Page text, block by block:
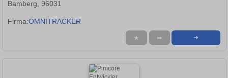
Bamberg, 96031
Firma:OMNITRACKER
★ ➦ ➜